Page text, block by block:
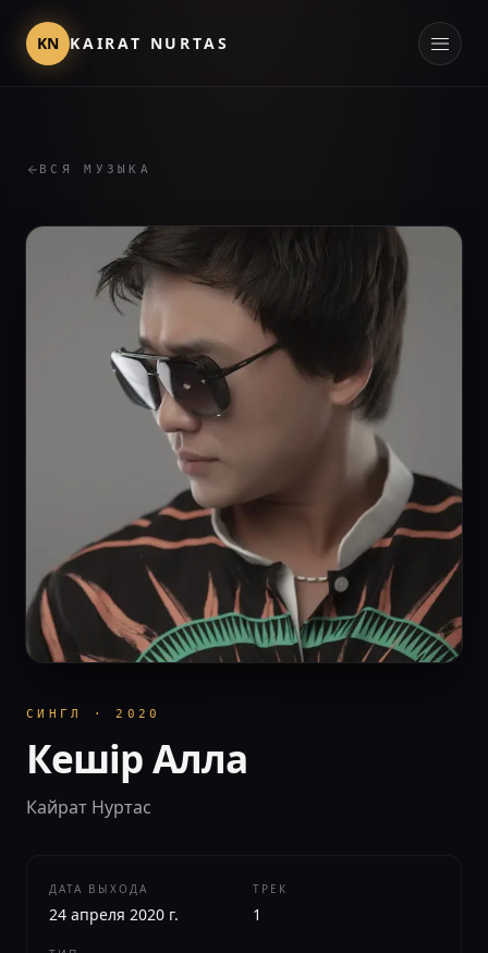
KN KAIRAT NURTAS
ВСЯ МУЗЫКА
СИНГЛ ·2020
Кешір Алла
Кайрат Нуртас
ДАТА ВЫХОДА
24 апреля 2020 г.
ТРЕК
1